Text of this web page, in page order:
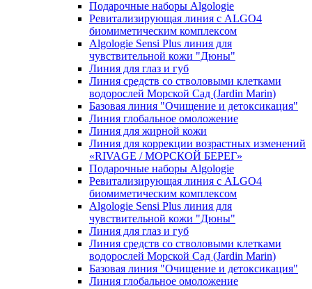
Подарочные наборы Algologie
Ревитализирующая линия с ALGO4
биомиметическим комплексом
Algologie Sensi Plus линия для
чувcтвительной кожи "Дюны"
Линия для глаз и губ
Линия средств со стволовыми клетками
водорослей Морской Сад (Jardin Marin)
Базовая линия "Очищение и детоксикация"
Линия глобальное омоложение
Линия для жирной кожи
Линия для коррекции возрастных изменений
«RIVAGE / МОРСКОЙ БЕРЕГ»
Подарочные наборы Algologie
Ревитализирующая линия с ALGO4
биомиметическим комплексом
Algologie Sensi Plus линия для
чувcтвительной кожи "Дюны"
Линия для глаз и губ
Линия средств со стволовыми клетками
водорослей Морской Сад (Jardin Marin)
Базовая линия "Очищение и детоксикация"
Линия глобальное омоложение